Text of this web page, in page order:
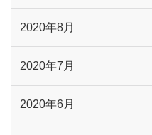
2020年8月
2020年7月
2020年6月